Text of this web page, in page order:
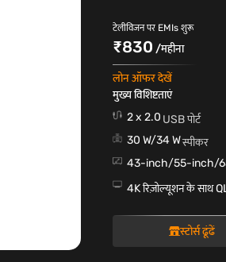
टेलीविजन पर EMIs शुरू
₹830 /महीना
लोन ऑफर देखें
मुख्य विशिष्टताएं
2 x 2.0 USB पोर्ट
30 W/34 Wस्पीकर
43-inch/55-inch/
4K रिज़ोल्यूशन के साथ
स्टोर्स ढूंढें